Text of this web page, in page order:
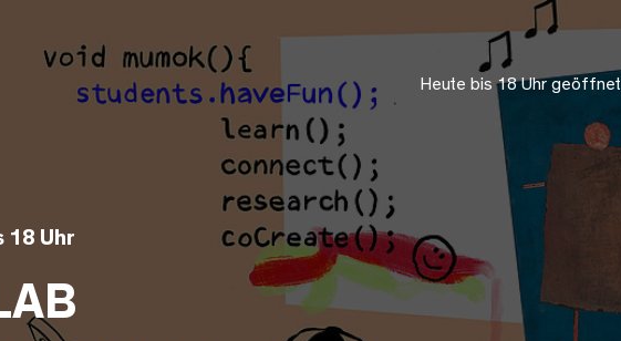
Heute bis 18 Uhr geöffnet
18 Uhr